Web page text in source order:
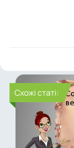
Cхожі статі: